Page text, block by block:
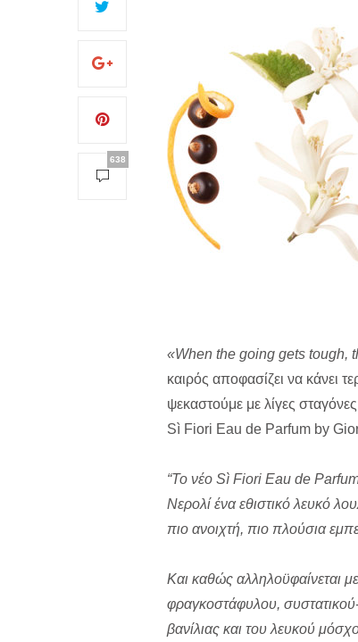
638
«When the going gets tough,
καιρός αποφασίζει να κάνει
ψεκαστούμε με λίγες
Sì Fiori Eau de Parfum by
“To νέο Sì Fiori Eau de
Νερολί ένα εθιστικό λευκό
πιο ανοιχτή, πιο πλούσια
Και καθώς αλληλοϋφαίνεται
φραγκοστάφυλου,
βανίλιας και του λευκού